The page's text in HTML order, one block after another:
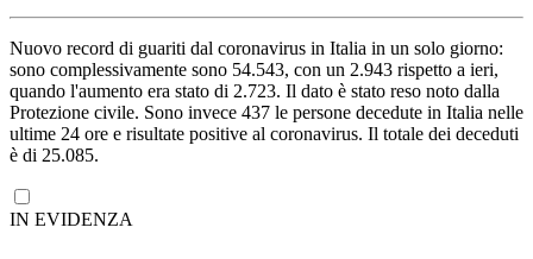
Nuovo record di guariti dal coronavirus in Italia in un solo giorno:
sono complessivamente sono 54.543, con un 2.943 rispetto a ieri,
quando l'aumento era stato di 2.723. Il dato è stato reso noto dalla
Protezione civile. Sono invece 437 le persone decedute in Italia nelle
ultime 24 ore e risultate positive al coronavirus. Il totale dei deceduti
è di 25.085.
IN EVIDENZA